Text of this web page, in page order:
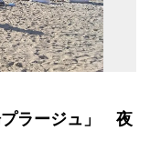
プラージュ」 夜